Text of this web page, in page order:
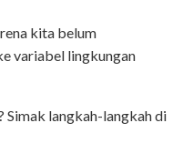
kita belum
variabel lingkungan
Simak langkah-langkah di